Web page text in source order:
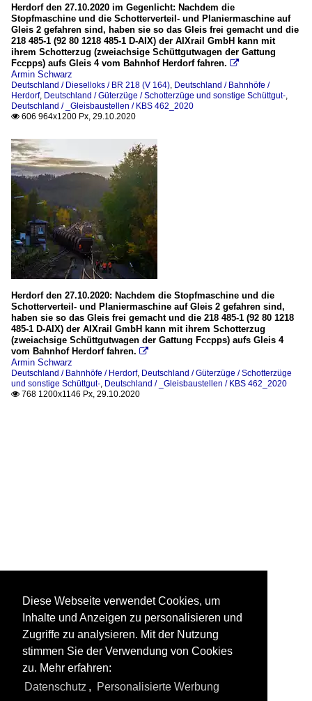
Herdorf den 27.10.2020 im Gegenlicht: Nachdem die
Stopfmaschine und die Schotterverteil- und Planiermaschine auf
Gleis 2 gefahren sind, haben sie so das Gleis frei gemacht und die
218 485-1 (92 80 1218 485-1 D-AIX) der AIXrail GmbH kann mit
ihrem Schotterzug (zweiachsige Schüttgutwagen der Gattung
Fccpps) aufs Gleis 4 vom Bahnhof Herdorf fahren. 
Armin Schwarz
Deutschland / Dieselloks / BR 218 (V 164) Deutschland / Bahnhöfe /
Herdorf, Deutschland / Güterzüge / Schotterzüge und sonstige Schüttgut-
Deutschland / _Gleisbaustellen / KBS 462_2020
 606 964x1200 Px, 29.10.2020
Herdorf den 27.10.2020: Nachdem die Stopfmaschine und die
Schotterverteil- und Planiermaschine auf Gleis 2 gefahren sind,
haben sie so das Gleis frei gemacht und die 218 485-1 (92 80 1218
485-1 D-AIX) der AIXrail GmbH kann mit ihrem Schotterzug
(zweiachsige Schüttgutwagen der Gattung Fccpps) aufs Gleis 4
vom Bahnhof Herdorf fahren. 
Armin Schwarz
Deutschland / Bahnhöfe / Herdorf, Deutschland / Güterzüge / Schotterzüge
und sonstige Schüttgut- Deutschland / _Gleisbaustellen / KBS 462_2020
 768 1200x1146 Px, 29.10.2020
Diese Webseite verwendet Cookies, um
Inhalte und Anzeigen zu personalisieren und
Zugriffe zu analysieren. Mit der Nutzung
stimmen Sie der Verwendung von Cookies
zu. Mehr erfahren:
Datenschutz , Personalisierte Werbung